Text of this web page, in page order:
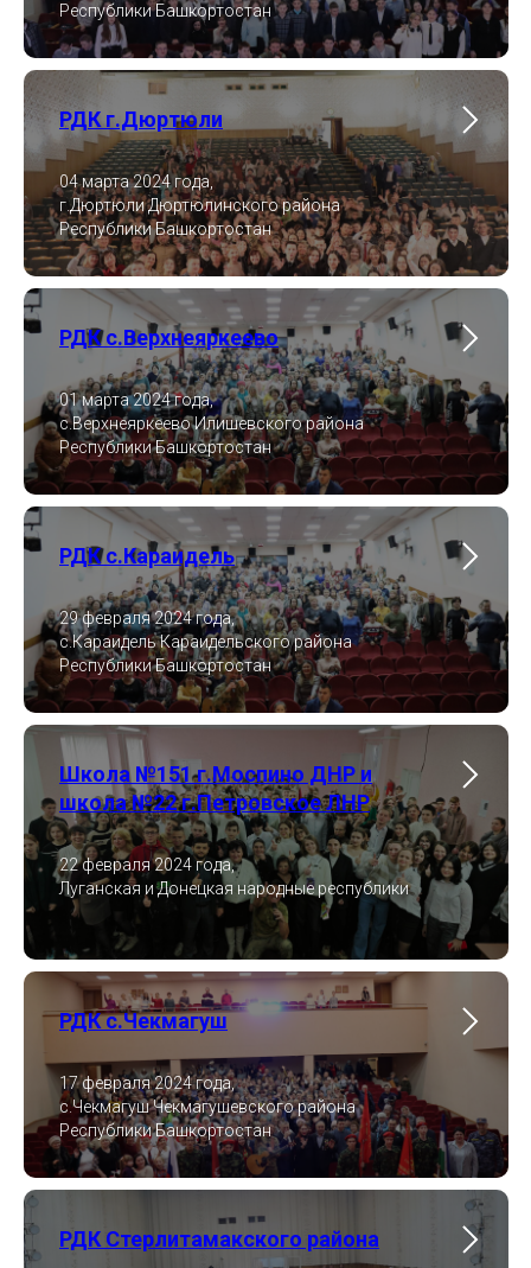
Республики Башкортостан
РДК г.Дюртюли
04 марта 2024 года,
г.Дюртюли Дюртюлинского района
Республики Башкортостан
РДК с.Верхнеяркеево
01 марта 2024 года,
с.Верхнеяркеево Илишевского района
Республики Башкортостан
РДК с.Караидель
29 февраля 2024 года,
с.Караидель Караидельского района
Республики Башкортостан
Школа №151 г.Моспино ДНР и
школа №22 г.Петровское ЛНР
22 февраля 2024 года,
Луганская и Донецкая народные республики
РДК с.Чекмагуш
17 февраля 2024 года,
с.Чекмагуш Чекмагушевского района
Республики Башкортостан
РДК Стерлитамакского района